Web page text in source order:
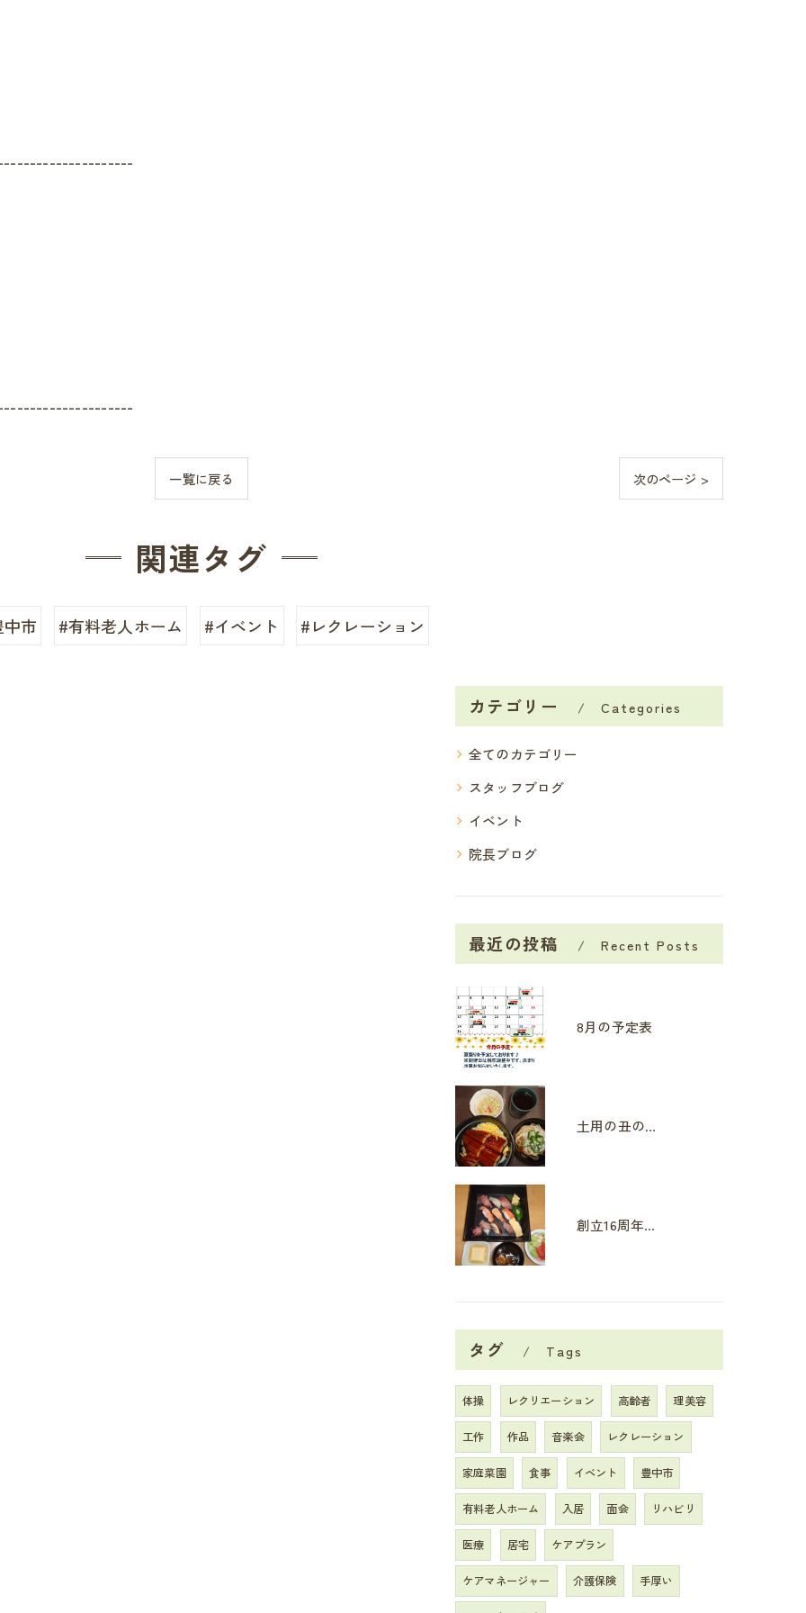
一覧に戻る 次のページ >
関連タグ
市 #有料老人ホーム #イベント #レクレーション
カテゴリー Categories
全てのカテゴリー
スタッフブログ
イベント
院長ブログ
最近の投稿 Recent Posts
8月の予定表
土用の丑の日
創立16周年イベント
タグ Tags
体操 レクリエーション 高齢者 理美容
工作 作品 音楽会 レクレーション
家庭菜園 食事 イベント 豊中市
有料老人ホーム 入居 面会 リハビリ
医療 居宅 ケアプラン
ケアマネージャー 介護保険 手厚い